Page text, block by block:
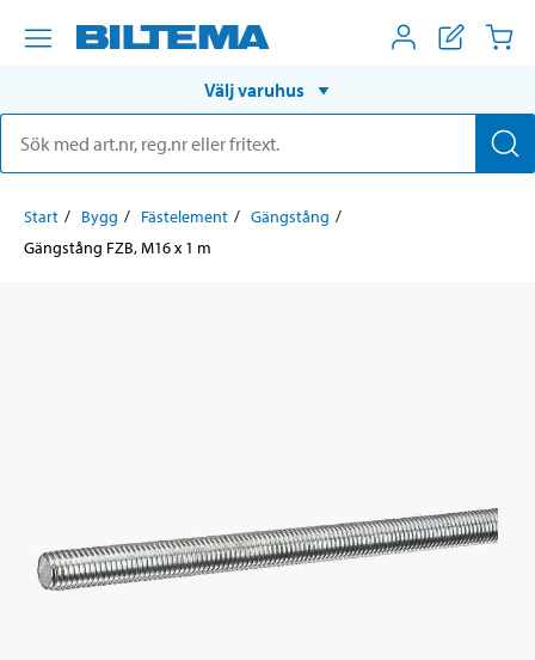
Välj varuhus
Start Bygg Fästelement
Gängstång
Gängstång FZB, M16 x 1 m